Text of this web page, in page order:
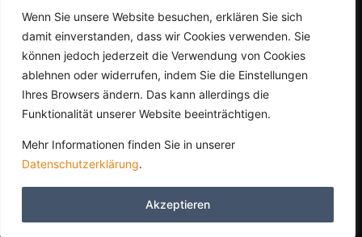
Wenn Sie unsere Website besuchen, erklären Sie sich
damit einverstanden, dass wir Cookies verwenden. Sie
können jedoch jederzeit die Verwendung von Cookies
ablehnen oder widerrufen, indem Sie die Einstellungen
Ihres Browsers ändern. Das kann allerdings die
Funktionalität unserer Website beeinträchtigen.
Mehr Informationen finden Sie in unserer
Datenschutzerklärung.
Akzeptieren
Email: team@sowibefo-regensburg.de
Telefon: 0049 941 46562680
Datenschutzerklärung
Impressum
No Result Website Carbon